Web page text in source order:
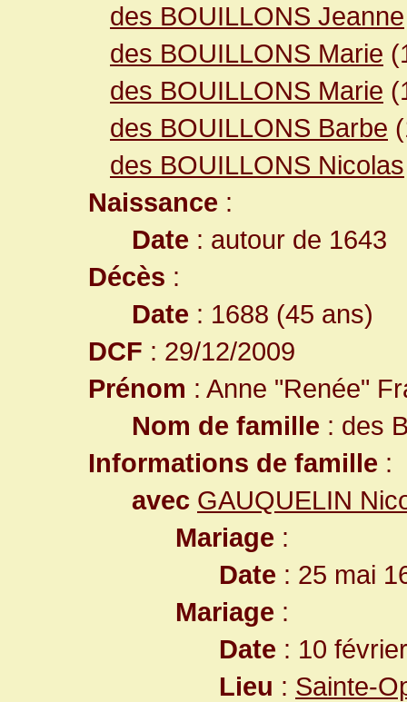
des BOUILLONS Jeanne
des BOUILLONS Marie
des BOUILLONS Marie
des BOUILLONS Barbe
des BOUILLONS Nicolas
Naissance :
Date : autour de 1643
Décès :
Date : 1688 (45 ans)
DCF : 29/12/2009
Prénom : Anne "Renée"
Nom de famille : des
Informations de famille :
avec GAUQUELIN
Mariage :
Date : 25 mai
Mariage :
Date : 10
Lieu : Sainte-